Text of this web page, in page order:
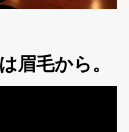
眉毛から。